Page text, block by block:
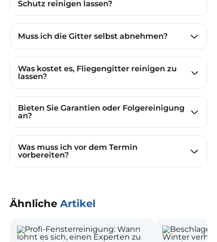
Schutz reinigen lassen?
Muss ich die Gitter selbst abnehmen?
Was kostet es, Fliegengitter reinigen zu
lassen?
Bieten Sie Garantien oder Folgereinigung
an?
Was muss ich vor dem Termin
vorbereiten?
Ähnliche Artikel